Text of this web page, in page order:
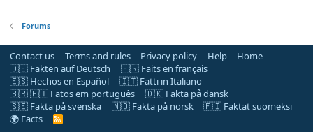
Forums
Contact us Terms and rules Privacy policy Help
Home
🇩🇪 Fakten auf Deutsch
🇫🇷 Faits en français
🇪🇸 Hechos en Español
🇮🇹 Fatti in Italiano
🇧🇷 🇵🇹 Fatos em português
🇩🇰 Fakta på dansk
🇸🇪 Fakta på svenska
🇳🇴 Fakta på norsk
🇫🇮 Faktat suomeksi
🌍 Facts
R